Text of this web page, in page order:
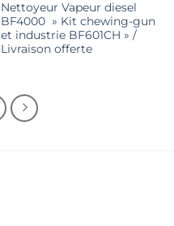
Nettoyeur Vapeur diesel
BF4000 » Kit chewing-gun
et industrie BF601CH » /
Livraison offerte